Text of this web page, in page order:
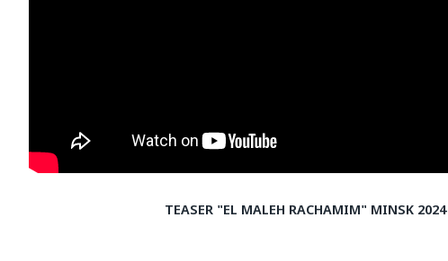
TEASER "EL MALEH RACHAMIM" MINSK 2024